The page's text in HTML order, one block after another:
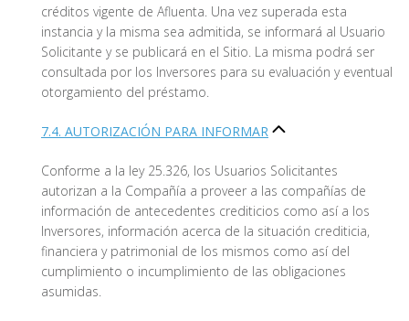
créditos vigente de Afluenta. Una vez superada esta
instancia y la misma sea admitida, se informará al Usuario
Solicitante y se publicará en el Sitio. La misma podrá ser
consultada por los Inversores para su evaluación y eventual
otorgamiento del préstamo.
7.4. AUTORIZACIÓN PARA INFORMAR
Conforme a la ley 25.326, los Usuarios Solicitantes
autorizan a la Compañía a proveer a las compañías de
información de antecedentes crediticios como así a los
Inversores, información acerca de la situación crediticia,
financiera y patrimonial de los mismos como así del
cumplimiento o incumplimiento de las obligaciones
asumidas.